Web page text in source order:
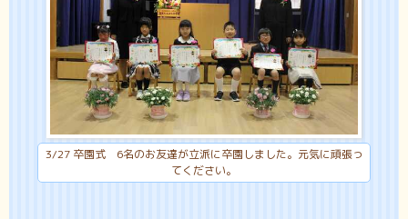
3/27 卒園式 6名のお友達が立派に卒園しました。元気に頑張っ
てください。